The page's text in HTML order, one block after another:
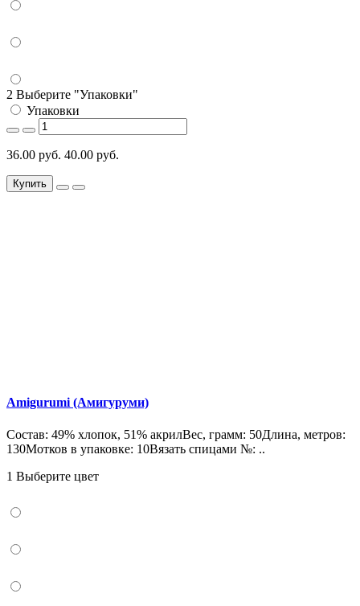
2 Выберите "Упаковки"
Упаковки
36.00 руб. 40.00 руб.
Купить
Amigurumi (Амигуруми)
Состав: 49% хлопок, 51% акрилВес, грамм: 50Длина, метров:
130Мотков в упаковке: 10Вязать спицами №: ..
1 Выберите цвет